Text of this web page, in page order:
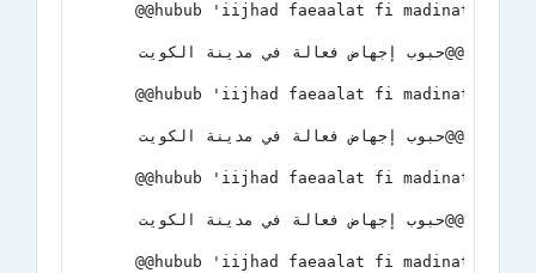
@@hubub 'iijhad faeaalat fi madinat
@@حبوب إجهاض فعالة في مدينة الكويت (♥️ +971521786258♥️) في الكويت، الفحيحيل، المنجف، السالمية
@@hubub 'iijhad faeaalat fi madinat
@@حبوب إجهاض فعالة في مدينة الكويت (♥️ +971521786258♥️) في الكويت، الفحيحيل، المنجف، السالمية
@@hubub 'iijhad faeaalat fi madinat
@@حبوب إجهاض فعالة في مدينة الكويت (♥️ +971521786258♥️) في الكويت، الفحيحيل، المنجف، السالمية
@@hubub 'iijhad faeaalat fi madinat